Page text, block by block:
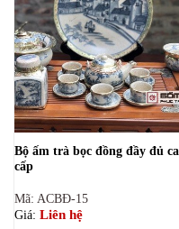
Bộ ấm trà bọc đồng đầy đủ
cấp
Mã: ACBĐ-15
Giá: Liên hệ